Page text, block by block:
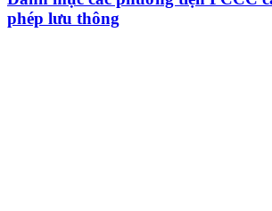
phép lưu thông